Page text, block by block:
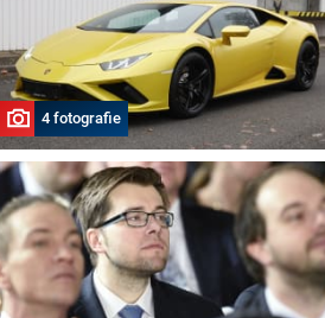
4 fotografie